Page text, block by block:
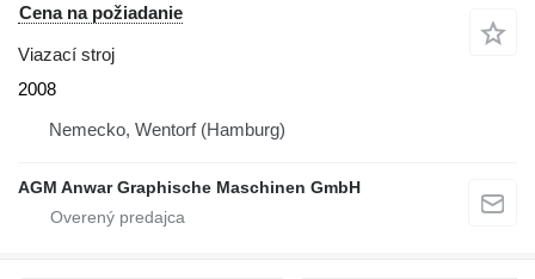
Cena na požiadanie
Viazací stroj
2008
Nemecko, Wentorf (Hamburg)
AGM Anwar Graphische Maschinen GmbH